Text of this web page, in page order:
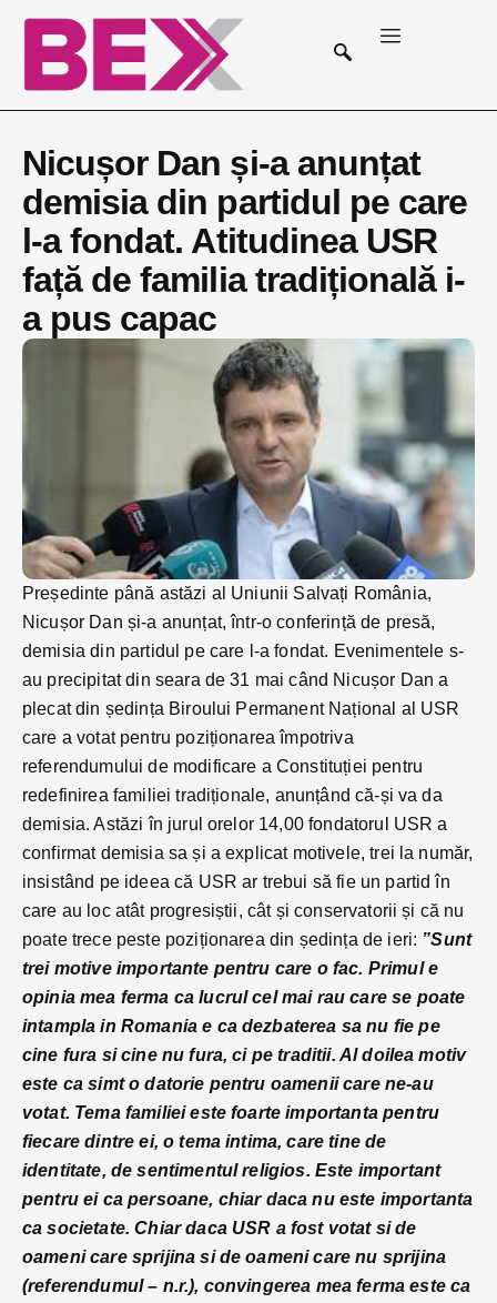
Nicușor Dan și-a anunțat
demisia din partidul pe care
l-a fondat. Atitudinea USR
față de familia tradițională i-
a pus capac
Președinte până astăzi al Uniunii Salvați România,
Nicușor Dan și-a anunțat, într-o conferință de presă,
demisia din partidul pe care l-a fondat. Evenimentele s-
au precipitat din seara de 31 mai când Nicușor Dan a
plecat din ședința Biroului Permanent Național al USR
care a votat pentru poziționarea împotriva
referendumului de modificare a Constituției pentru
redefinirea familiei tradiționale, anunțând că-și va da
demisia. Astăzi în jurul orelor 14,00 fondatorul USR a
confirmat demisia sa și a explicat motivele, trei la număr,
insistând pe ideea că USR ar trebui să fie un partid în
care au loc atât progresiștii, cât și conservatorii și că nu
poate trece peste poziționarea din ședința de ieri: ”Sunt
trei motive importante pentru care o fac. Primul e
opinia mea ferma ca lucrul cel mai rau care se poate
intampla in Romania e ca dezbaterea sa nu fie pe
cine fura si cine nu fura, ci pe traditii. Al doilea motiv
este ca simt o datorie pentru oamenii care ne-au
votat. Tema familiei este foarte importanta pentru
fiecare dintre ei, o tema intima, care tine de
identitate, de sentimentul religios. Este important
pentru ei ca persoane, chiar daca nu este importanta
ca societate. Chiar daca USR a fost votat si de
oameni care sprijina si de oameni care nu sprijina
(referendumul – n.r.), convingerea mea ferma este ca